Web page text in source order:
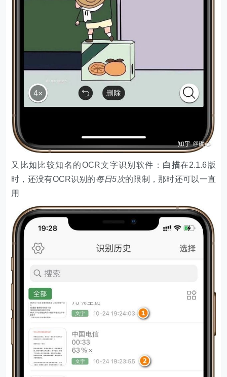
又比如比较知名的OCR文字识别软件： 白描在2.1.6版
时，还没有OCR识别的每日5次的限制，那时还可以一直
用